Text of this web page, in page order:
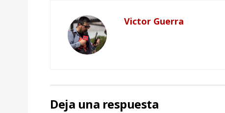
Victor Guerra
Deja una respuesta